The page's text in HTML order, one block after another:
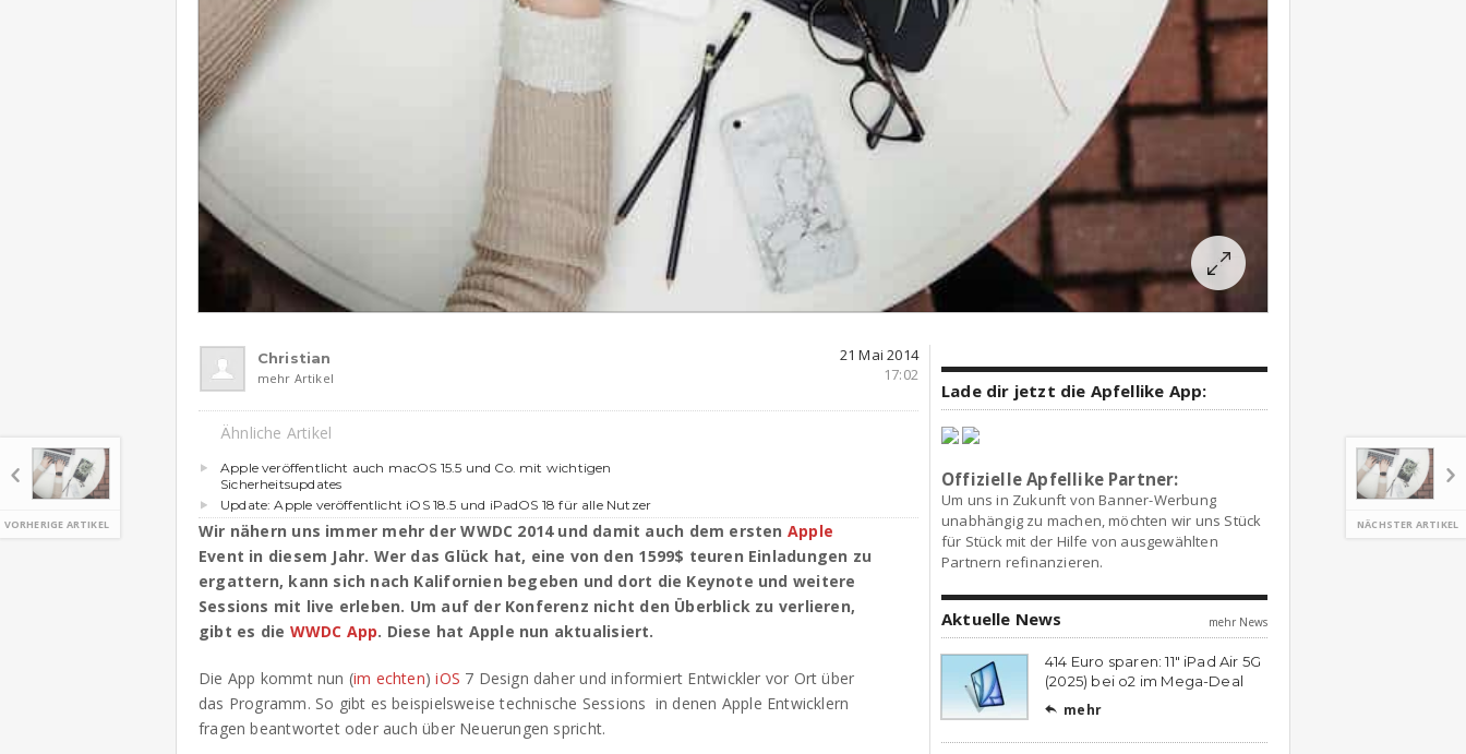
VORHERIGE ARTIKEL NÄCHSTER ARTIKEL
Christian
mehr Artikel
21 Mai 2014
17:02
Ähnliche Artikel
Apple veröffentlicht auch macOS 15.5 und Co. mit wichtigen
Sicherheitsupdates
Update: Apple veröffentlicht iOS 18.5 und iPadOS 18 für alle Nutzer
Wir nähern uns immer mehr der WWDC 2014 und damit auch dem ersten Apple
Event in diesem Jahr. Wer das Glück hat, eine von den 1599$ teuren Einladungen zu
ergattern, kann sich nach Kalifornien begeben und dort die Keynote und weitere
Sessions mit live erleben. Um auf der Konferenz nicht den Überblick zu verlieren,
gibt es die WWDC App. Diese hat Apple nun aktualisiert.
Die App kommt nun (im echten)iOS 7 Design daher und informiert Entwickler vor Ort über
das Programm. So gibt es beispielsweise technische Sessions in denen Apple Entwicklern
fragen beantwortet oder auch über Neuerungen spricht.
Lade dir jetzt die Apfellike App:
Offizielle Apfellike Partner:
Um uns in Zukunft von Banner-Werbung
unabhängig zu machen, möchten wir uns Stück
für Stück mit der Hilfe von ausgewählten
Partnern refinanzieren.
Aktuelle News mehr News
414 Euro sparen: 11″ iPad Air 5G
(2025) bei o2 im Mega-Deal
 mehr